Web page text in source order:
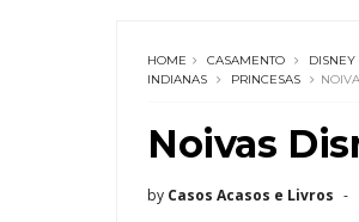
HOME CASAMENTO DISNEY
INDIANAS
PRINCESAS
Noivas
by Casos Acasos e Livros